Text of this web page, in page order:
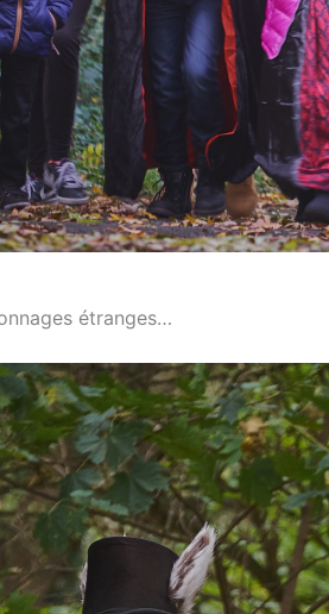
étranges…